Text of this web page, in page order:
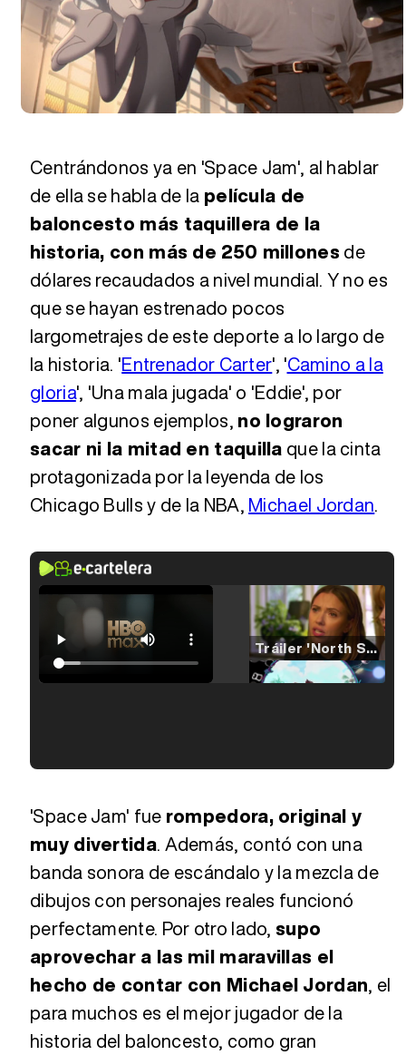
Centrándonos ya en 'Space Jam', al hablar
de ella se habla de la película de
baloncesto más taquillera de la
historia, con más de 250 millones de
dólares recaudados a nivel mundial. Y no es
que se hayan estrenado pocos
largometrajes de este deporte a lo largo de
la historia. 'Entrenador Carter', 'Camino a la
gloria', 'Una mala jugada' o 'Eddie', por
poner algunos ejemplos, no lograron
sacar ni la mitad en taquilla que la cinta
protagonizada por la leyenda de los
Chicago Bulls y de la NBA, Michael Jordan.
Tráiler 'North Star' (2023)
Tráiler Oficial en VOSE 'The Audacity'
'Space Jam' fue rompedora, original y
muy divertida. Además, contó con una
banda sonora de escándalo y la mezcla de
dibujos con personajes reales funcionó
perfectamente. Por otro lado, supo
aprovechar a las mil maravillas el
hecho de contar con Michael Jordan, el
para muchos es el mejor jugador de la
historia del baloncesto, como gran